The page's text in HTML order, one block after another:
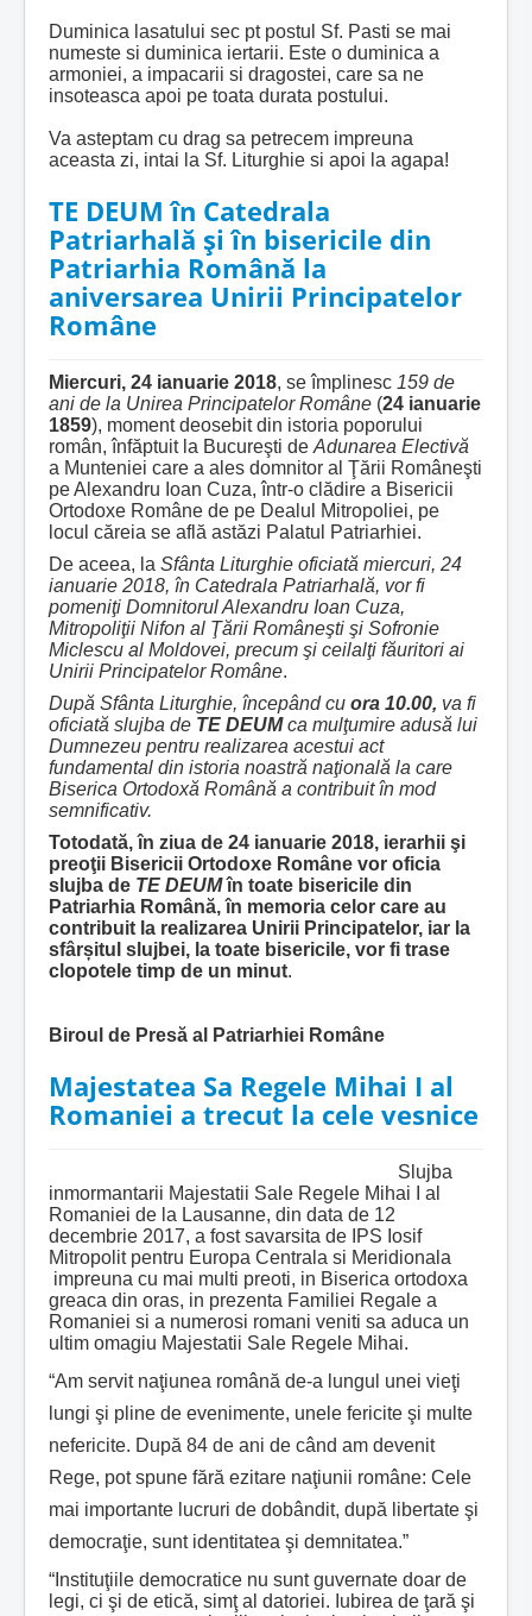
Duminica lasatului sec pt postul Sf. Pasti se mai
numeste si duminica iertarii. Este o duminica a
armoniei, a impacarii si dragostei, care sa ne
insoteasca apoi pe toata durata postului.
Va asteptam cu drag sa petrecem impreuna
aceasta zi, intai la Sf. Liturghie si apoi la agapa!
TE DEUM în Catedrala
Patriarhală şi în bisericile din
Patriarhia Română la
aniversarea Unirii Principatelor
Române
Miercuri, 24 ianuarie 2018, se împlinesc 159 de
ani de la Unirea Principatelor Române (24 ianuarie
1859), moment deosebit din istoria poporului
român, înfăptuit la Bucureşti de Adunarea Electivă
a Munteniei care a ales domnitor al Ţării Româneşti
pe Alexandru Ioan Cuza, într-o clădire a Bisericii
Ortodoxe Române de pe Dealul Mitropoliei, pe
locul căreia se află astăzi Palatul Patriarhiei.
De aceea, la Sfânta Liturghie oficiată miercuri, 24
ianuarie 2018, în Catedrala Patriarhală, vor fi
pomeniţi Domnitorul Alexandru Ioan Cuza,
Mitropoliţii Nifon al Ţării Româneşti şi Sofronie
Miclescu al Moldovei, precum şi ceilalţi făuritori ai
Unirii Principatelor Române.
După Sfânta Liturghie, începând cu ora 10.00, va fi
oficiată slujba de TE DEUMca mulţumire adusă lui
Dumnezeu pentru realizarea acestui act
fundamental din istoria noastră naţională la care
Biserica Ortodoxă Română a contribuit în mod
semnificativ.
Totodată, în ziua de 24 ianuarie 2018, ierarhii şi
preoţii Bisericii Ortodoxe Române vor oficia
slujba de TE DEUMîn toate bisericile din
Patriarhia Română, în memoria celor care au
contribuit la realizarea Unirii Principatelor, iar la
sfârșitul slujbei, la toate bisericile, vor fi trase
clopotele timp de un minut.
Biroul de Presă al Patriarhiei Române
Majestatea Sa Regele Mihai I al
Romaniei a trecut la cele vesnice
Slujba
inmormantarii Majestatii Sale Regele Mihai I al
Romaniei de la Lausanne, din data de 12
decembrie 2017, a fost savarsita de IPS Iosif
Mitropolit pentru Europa Centrala si Meridionala
impreuna cu mai multi preoti, in Biserica ortodoxa
greaca din oras, in prezenta Familiei Regale a
Romaniei si a numerosi romani veniti sa aduca un
ultim omagiu Majestatii Sale Regele Mihai.
“Am servit naţiunea română de-a lungul unei vieţi
lungi şi pline de evenimente, unele fericite şi multe
nefericite. După 84 de ani de când am devenit
Rege, pot spune fără ezitare naţiunii române: Cele
mai importante lucruri de dobândit, după libertate şi
democraţie, sunt identitatea şi demnitatea.”
“Instituţiile democratice nu sunt guvernate doar de
legi, ci şi de etică, simţ al datoriei. Iubirea de ţară şi